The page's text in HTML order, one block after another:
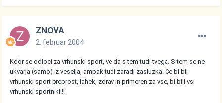
ZNOVA
2. februar 2004
Kdor se odloci za vrhunski sport, ve da s tem tudi tvega. S tem se ne
ukvarja (samo) iz veselja, ampak tudi zaradi zasluzka. Ce bi bil
vrhunski sport preprost, lahek, zdrav in primeren za vse, bi bili vsi
vrhunski sportniki!!!